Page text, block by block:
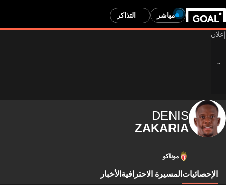
مباشر التذاكر
DENIS
ZAKARIA
موناكو
الإحصائيات المسيرة الاحترافية الأخبار